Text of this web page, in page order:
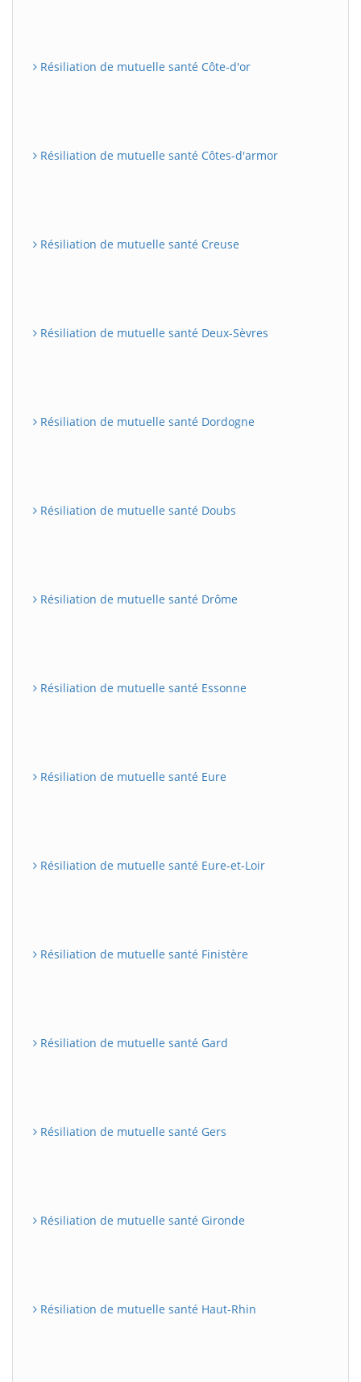
Résiliation de mutuelle santé Côte-d'or
Résiliation de mutuelle santé Côtes-d'armor
Résiliation de mutuelle santé Creuse
Résiliation de mutuelle santé Deux-Sèvres
Résiliation de mutuelle santé Dordogne
Résiliation de mutuelle santé Doubs
Résiliation de mutuelle santé Drôme
Résiliation de mutuelle santé Essonne
Résiliation de mutuelle santé Eure
Résiliation de mutuelle santé Eure-et-Loir
Résiliation de mutuelle santé Finistère
Résiliation de mutuelle santé Gard
Résiliation de mutuelle santé Gers
Résiliation de mutuelle santé Gironde
Résiliation de mutuelle santé Haut-Rhin